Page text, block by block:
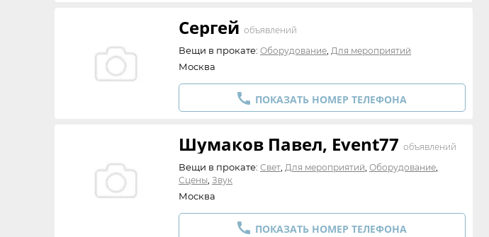
Сергей объявлений
Вещи в прокате: Оборудование Для мероприятий
Москва
 ПОКАЗАТЬ НОМЕР ТЕЛЕФОНА
Шумаков Павел, Event77 объявлений
Вещи в прокате: Свет Для мероприятий Оборудование
Сцены Звук
Москва
 ПОКАЗАТЬ НОМЕР ТЕЛЕФОНА